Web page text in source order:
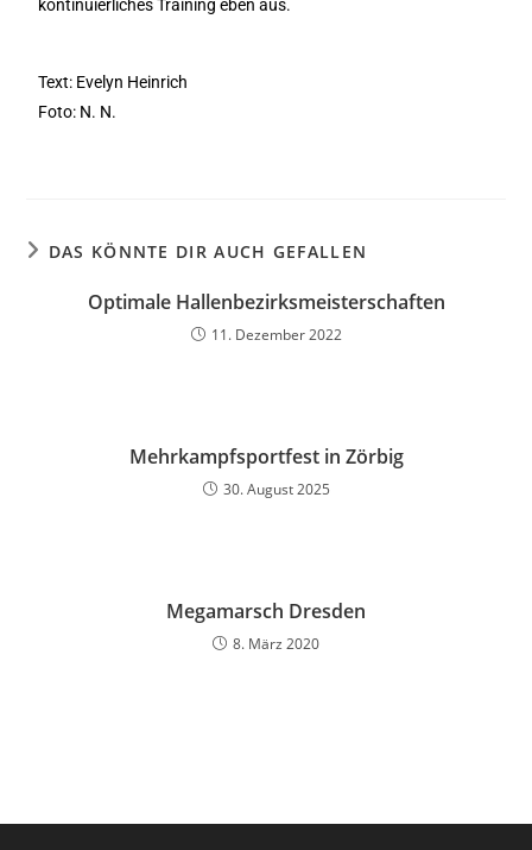
kontinuierliches Training eben aus.
Text: Evelyn Heinrich
Foto: N. N.
DAS KÖNNTE DIR AUCH GEFALLEN
Optimale Hallenbezirksmeisterschaften
11. Dezember 2022
Mehrkampfsportfest in Zörbig
30. August 2025
Megamarsch Dresden
8. März 2020